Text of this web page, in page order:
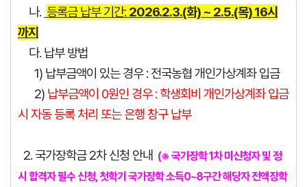
나. 등록금 납부 기간: 2026.2.3.(화) ~ 2.5.(목) 16시
까지
다. 납부 방법
1) 납부금액이 있는 경우 : 전국농협 개인가상계좌 입금
2) 납부금액이 0원인 경우 : 학생회비 개인가상계좌 입금
시 자동 등록 처리 또는 은행 창구 납부
2. 국가장학금 2차 신청 안내 (※ 국가장학 1차 미신청자 및 정
시 합격자 필수 신청, 첫학기 국가장학 소득0~8구간 해당자 전액장학